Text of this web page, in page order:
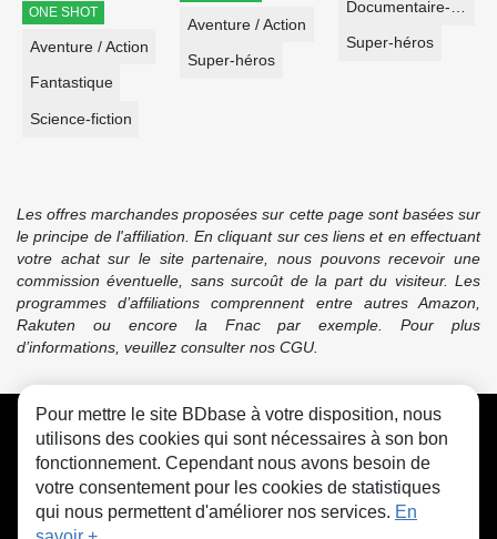
ONE SHOT
Aventure / Action
Fantastique
Science-fiction
Aventure / Action
Super-héros
Super-héros
Les offres marchandes proposées sur cette page sont basées sur
le principe de l'affiliation. En cliquant sur ces liens et en effectuant
votre achat sur le site partenaire, nous pouvons recevoir une
commission éventuelle, sans surcoût de la part du visiteur. Les
programmes d’affiliations comprennent entre autres Amazon,
Rakuten ou encore la Fnac par exemple. Pour plus
d’informations, veuillez consulter nos CGU.
CGU FAQ Contact Cookies
Pour mettre le site BDbase à votre disposition, nous
utilisons des cookies qui sont nécessaires à son bon
fonctionnement. Cependant nous avons besoin de
votre consentement pour les cookies de statistiques
qui nous permettent d'améliorer nos services. En